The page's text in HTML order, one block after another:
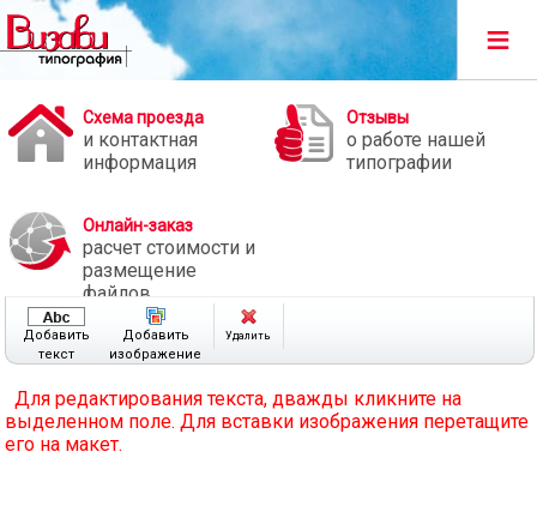
≡
Схема проезда
и контактная
информация
Отзывы
о работе нашей
типографии
Онлайн-заказ
расчет стоимости и
размещение
файлов
Добавить
текст
Добавить
изображение
Удалить
Для редактирования текста, дважды кликните на
выделенном поле. Для вставки изображения перетащите
его на макет.